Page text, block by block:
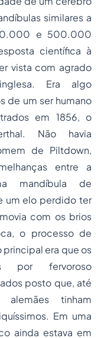
similares a
e 500.000
científica à
vista com agrado
Era algo
de um ser humano
em 1856, o
Não havia
de Piltdown,
entre a
mandíbula de
um elo perdido ter
com os brios
o processo de
principal era que os
por fervoroso
posto que, até
tinham
Em uma
ainda estava em